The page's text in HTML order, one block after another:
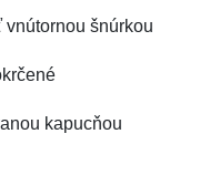
vnútornou šnúrkou
kapucňou